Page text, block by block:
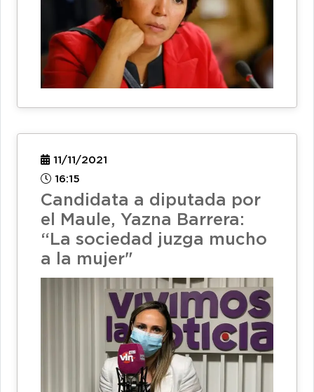
11/11/2021
16:15
Candidata a diputada por
el Maule, Yazna Barrera:
“La sociedad juzga mucho
a la mujer"